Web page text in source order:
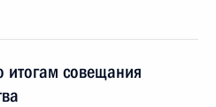
итогам совещания